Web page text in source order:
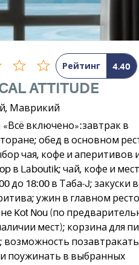
Рейтинг 4.40
ATTITUDE
Маврикий
включено»:завтрак в
обед в основном
чая, кофе и аперитивов
в Laboutik; чай, кофе и
до 18:00 в Таба-J; закуски
ужин в главном
Kot Nou (по
мест); корзина для
возможность
поужинать в выбранных